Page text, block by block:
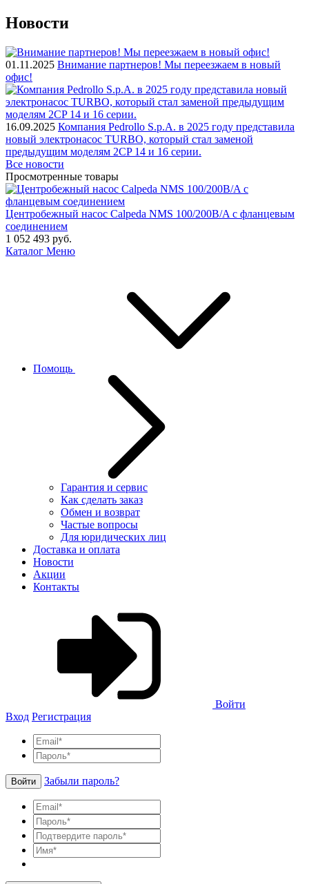
Новости
01.11.2025 Внимание партнеров! Мы переезжаем в новый
офис!
16.09.2025 Компания Pedrollo S.p.A. в 2025 году представила
новый электронасос TURBO, который стал заменой
предыдущим моделям 2CP 14 и 16 серии.
Все новости
Просмотренные товары
Центробежный насос Calpeda NMS 100/200B/A с фланцевым
соединением
1 052 493 руб.
Каталог Меню
Помощь
Гарантия и сервис
Как сделать заказ
Обмен и возврат
Частые вопросы
Для юридических лиц
Доставка и оплата
Новости
Акции
Контакты
Войти
Вход Регистрация
Войти Забыли пароль?